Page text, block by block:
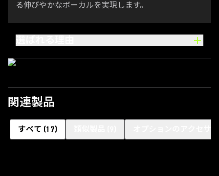
る伸びやかなボーカルを実現します。
関連製品
すべて (17)